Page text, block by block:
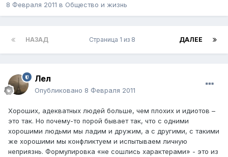
8 Февраля 2011 в Общество и жизнь
НАЗАД ДАЛЕЕ
Страница 1 из 8
Лел
Опубликовано 8 Февраля 2011
Хороших, адекватных людей больше, чем плохих и идиотов –
это так. Но почему-то порой бывает так, что с одними
хорошими людьми мы ладим и дружим, а с другими, с такими
же хорошими мы конфликтуем и испытываем личную
неприязнь. Формулировка «не сошлись характерами» - это из